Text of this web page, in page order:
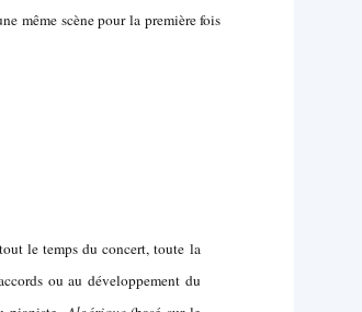
même scène pour la première fois
le temps du concert, toute la
ou au développement du